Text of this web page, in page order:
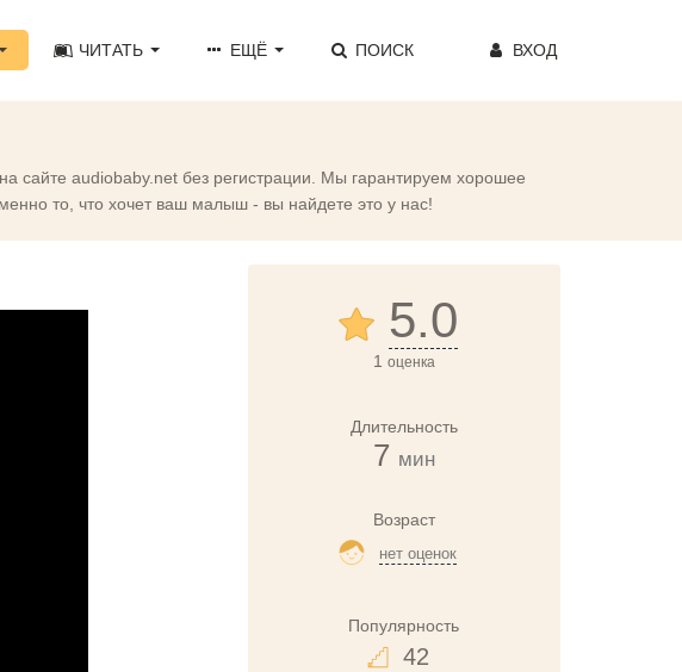
ЧИТАТЬ ЕЩЁ ПОИСК ВХОД
сайте audiobaby.net без регистрации. Мы гарантируем хорошее
то, что хочет ваш малыш - вы найдете это у нас!
5.0
1 оценка
Длительность
7 мин
Возраст
нет оценок
Популярность
42